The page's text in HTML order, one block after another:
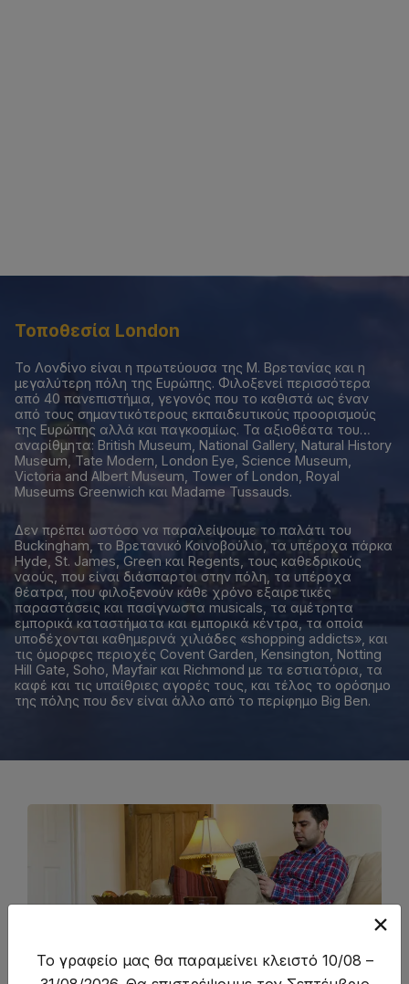
Τοποθεσία London
Το Λονδίνο είναι η πρωτεύουσα της Μ. Βρετανίας και η
μεγαλύτερη πόλη της Ευρώπης. Φιλοξενεί περισσότερα
από 40 πανεπιστήμια, γεγονός που το καθιστά ως έναν
από τους σημαντικότερους εκπαιδευτικούς προορισμούς
της Ευρώπης αλλά και παγκοσμίως. Τα αξιοθέατα του…
αναρίθμητα: British Museum, National Gallery, Natural History
Museum, Tate Modern, London Eye, Science Museum,
Victoria and Albert Museum, Tower of London, Royal
Museums Greenwich και Madame Tussauds.
Δεν πρέπει ωστόσο να παραλείψουμε το παλάτι του
Buckingham, το Βρετανικό Κοινοβούλιο, τα υπέροχα πάρκα
Hyde, St. James, Green και Regents, τους καθεδρικούς
ναούς, που είναι διάσπαρτοι στην πόλη, τα υπέροχα
θέατρα, που φιλοξενούν κάθε χρόνο εξαιρετικές
παραστάσεις και πασίγνωστα musicals, τα αμέτρητα
εμπορικά καταστήματα και εμπορικά κέντρα, τα οποία
υποδέχονται καθημερινά χιλιάδες «shopping addicts», και
τις όμορφες περιοχές Covent Garden, Kensington, Notting
Hill Gate, Soho, Mayfair και Richmond με τα εστιατόρια, τα
καφέ και τις υπαίθριες αγορές τους, και τέλος το ορόσημο
της πόλης που δεν είναι άλλο από το περίφημο Big Ben.
Το γραφείο μας θα παραμείνει κλειστό 10/08 –